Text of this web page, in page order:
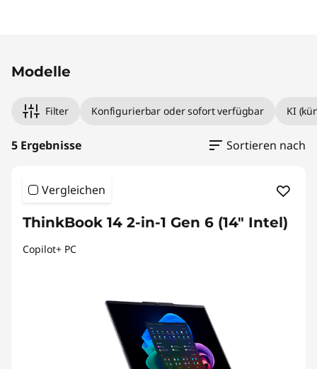
Modelle
Filter Konfigurierbar oder sofort verfügbar KI
5 Ergebnisse Sortieren nach
Vergleichen
ThinkBook 14 2-in-1 Gen 6 (14" Intel)
Copilot+ PC